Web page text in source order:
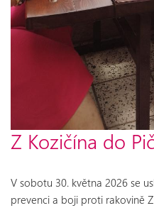
Z Kozičína do
V sobotu 30. května 2026 se
prevenci a boji proti rakovině